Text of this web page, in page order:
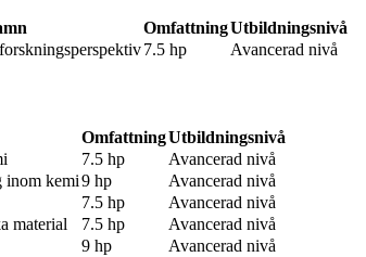
OmfattningUtbildningsnivå
7.5 hp Avancerad nivå
OmfattningUtbildningsnivå
7.5 hp
Avancerad nivå
inom kemi9 hp
Avancerad nivå
7.5 hp
Avancerad nivå
material 7.5 hp
Avancerad nivå
9 hp Avancerad nivå